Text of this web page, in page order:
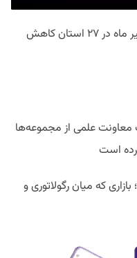
گزارش شاپرک: تعداد تراکنش‌های تیر ماه در ۲۷ استان‌ کاهش
علمی از مجموعه‌ها
است
که میان رگولاتوری و